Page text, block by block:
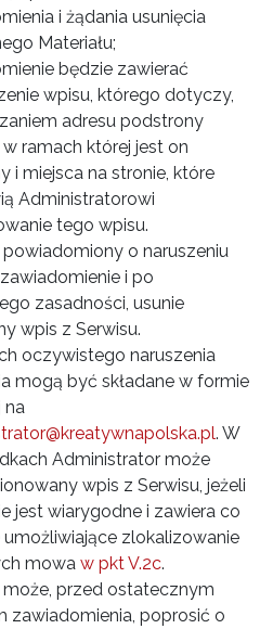
i żądania usunięcia
Materiału;
będzie zawierać
wpisu, którego dotyczy,
adresu podstrony
w ramach której jest on
i miejsca na stronie, które
Administratorowi
tego wpisu.
o naruszeniu
i po
zasadności, usunie
wpis z Serwisu.
oczywistego naruszenia
mogą być składane w formie
na
. W
Administrator może
wpis z Serwisu, jeżeli
jest wiarygodne i zawiera co
umożliwiające zlokalizowanie
mowa w pkt V.2c.
przed ostatecznym
zawiadomienia, poprosić o